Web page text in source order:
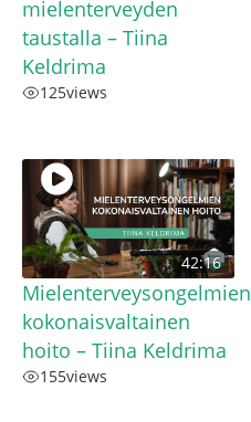
mielenterveyden
taustalla – Tiina
Keldrima
125views
42:16
Mielenterveysongelmien
kokonaisvaltainen
hoito – Tiina Keldrima
155views